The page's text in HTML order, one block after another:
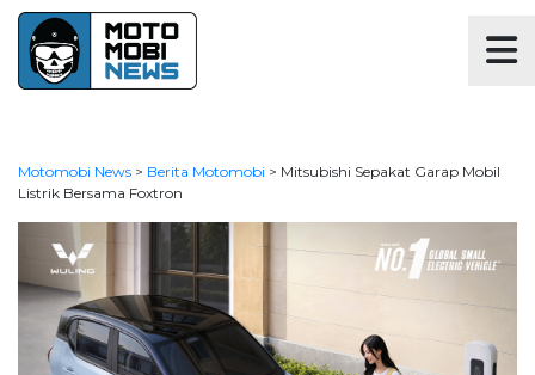
Motomobi News > Berita Motomobi > Mitsubishi Sepakat Garap Mobil
Listrik Bersama Foxtron